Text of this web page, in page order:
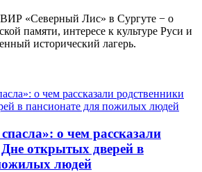
«Северный Лис» в Сургуте − о
памяти, интересе к культуре Руси и
исторический лагерь.
о чем рассказали
открытых дверей в
людей